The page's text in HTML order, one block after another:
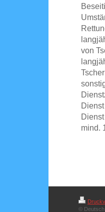
von
mind.
© Deutsch